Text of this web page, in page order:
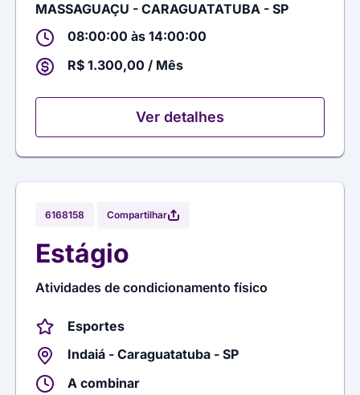
MASSAGUAÇU - CARAGUATATUBA - SP
08:00:00 às 14:00:00
R$ 1.300,00 / Mês
Ver detalhes
6168158 Compartilhar
Estágio
Atividades de condicionamento físico
Esportes
Indaiá - Caraguatatuba - SP
A combinar